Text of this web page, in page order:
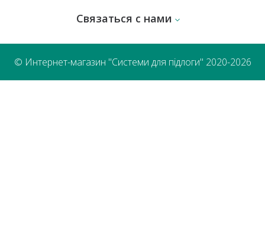
Связаться с нами
© Интернет-магазин "Системи для підлоги" 2020-2026